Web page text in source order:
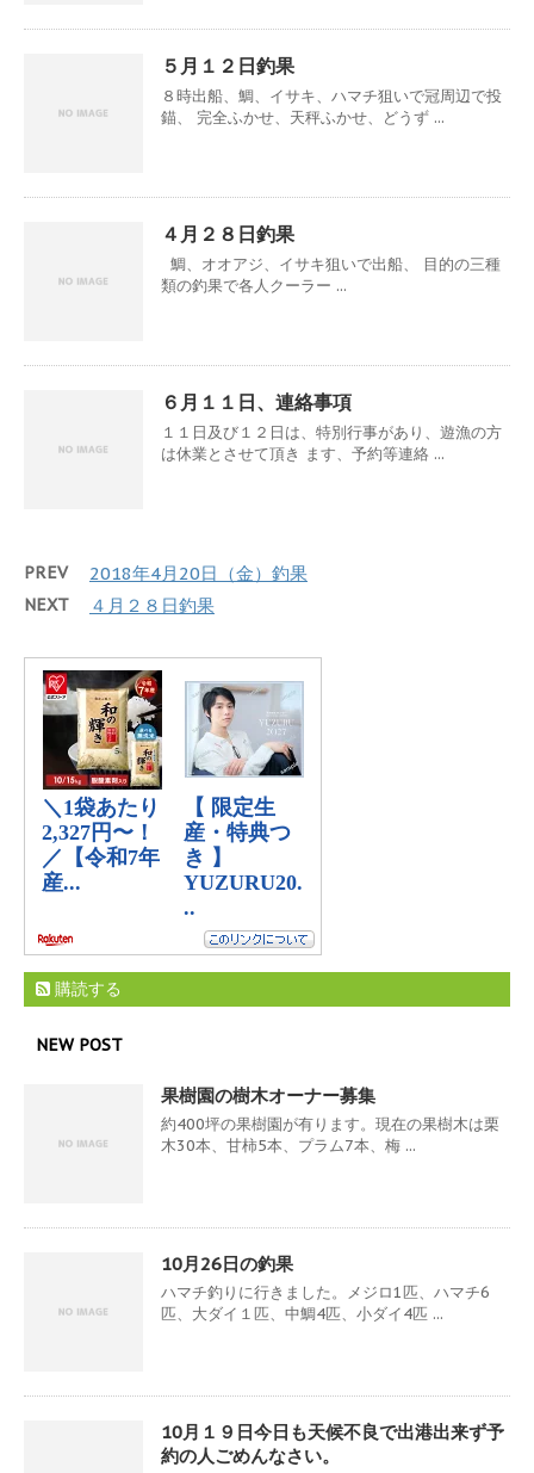
５月１２日釣果
８時出船、鯛、イサキ、ハマチ狙いで冠周辺で投
錨、 完全ふかせ、天秤ふかせ、どうず ...
４月２８日釣果
鯛、オオアジ、イサキ狙いで出船、 目的の三種
類の釣果で各人クーラー ...
６月１１日、連絡事項
１１日及び１２日は、特別行事があり、遊漁の方
は休業とさせて頂き ます、予約等連絡 ...
PREV 2018年4月20日（金）釣果
NEXT ４月２８日釣果
購読する
NEW POST
果樹園の樹木オーナー募集
約400坪の果樹園が有ります。現在の果樹木は栗
木30本、甘柿5本、プラム7本、梅 ...
10月26日の釣果
ハマチ釣りに行きました。メジロ1匹、ハマチ6
匹、大ダイ１匹、中鯛4匹、小ダイ4匹 ...
10月１９日今日も天候不良で出港出来ず予
約の人ごめんなさい。